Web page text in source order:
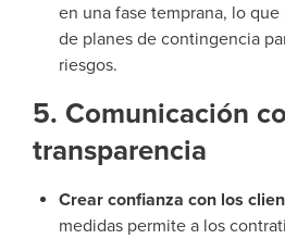
en una fase temprana, lo
de planes de contingencia
riesgos.
5. Comunicación
transparencia
Crear confianza con los
medidas permite a los